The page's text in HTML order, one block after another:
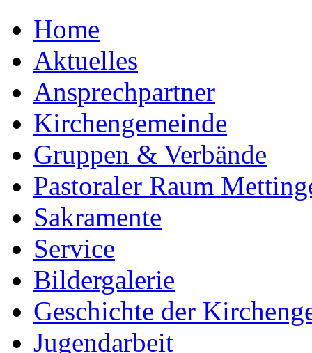
Home
Aktuelles
Ansprechpartner
Kirchengemeinde
Gruppen & Verbände
Pastoraler Raum
Sakramente
Service
Bildergalerie
Geschichte der
Jugendarbeit